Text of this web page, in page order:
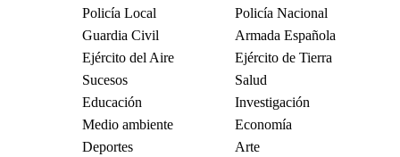
Policía Local
Policía Nacional
Guardia Civil
Armada Española
Ejército del Aire
Ejército de Tierra
Sucesos
Salud
Educación
Investigación
Medio ambiente
Economía
Deportes
Arte